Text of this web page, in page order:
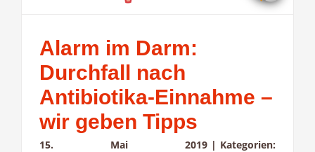
Alarm im Darm:
Durchfall nach
Antibiotika-Einnahme –
wir geben Tipps
15. Mai 2019 | Kategorien: